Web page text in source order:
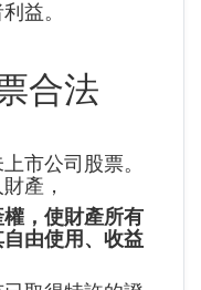
益。
合法
市公司股票。
產，
，使財產所有
由使用、收益